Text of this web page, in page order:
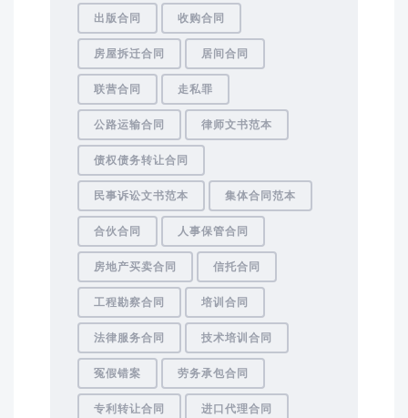
出版合同 收购合同
房屋拆迁合同 居间合同
联营合同 走私罪
公路运输合同 律师文书范本
债权债务转让合同
民事诉讼文书范本 集体合同范本
合伙合同 人事保管合同
房地产买卖合同 信托合同
工程勘察合同 培训合同
法律服务合同 技术培训合同
冤假错案 劳务承包合同
专利转让合同 进口代理合同